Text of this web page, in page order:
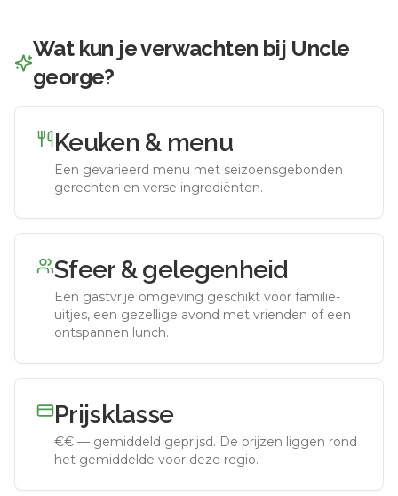
Wat kun je verwachten bij Uncle
george?
Keuken & menu
Een gevarieerd menu met seizoensgebonden
gerechten en verse ingrediënten.
Sfeer & gelegenheid
Een gastvrije omgeving geschikt voor familie-
uitjes, een gezellige avond met vrienden of een
ontspannen lunch.
Prijsklasse
€€ — gemiddeld geprijsd. De prijzen liggen rond
het gemiddelde voor deze regio.